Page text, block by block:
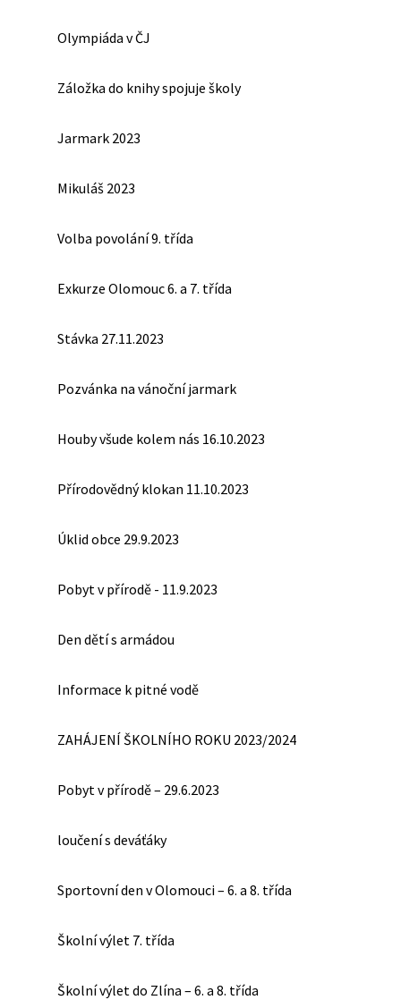
Olympiáda v ČJ
Záložka do knihy spojuje školy
Jarmark 2023
Mikuláš 2023
Volba povolání 9. třída
Exkurze Olomouc 6. a 7. třída
Stávka 27.11.2023
Pozvánka na vánoční jarmark
Houby všude kolem nás 16.10.2023
Přírodovědný klokan 11.10.2023
Úklid obce 29.9.2023
Pobyt v přírodě - 11.9.2023
Den dětí s armádou
Informace k pitné vodě
ZAHÁJENÍ ŠKOLNÍHO ROKU 2023/2024
Pobyt v přírodě – 29.6.2023
loučení s deváťáky
Sportovní den v Olomouci – 6. a 8. třída
Školní výlet 7. třída
Školní výlet do Zlína – 6. a 8. třída